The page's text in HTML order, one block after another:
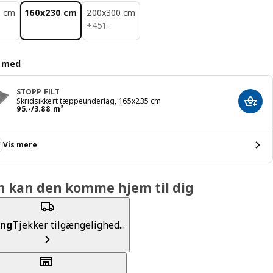
cm
160x230 cm
200x300 cm
+451.-
451.-
med
STOPP FILT
Skridsikkert tæppeunderlag, 165x235 cm
95.-/3.88 m²
Pris 95.-/3.88 m² Læg i
Vis mere
kan den komme hjem til dig
Tjekker tilgængelighed...